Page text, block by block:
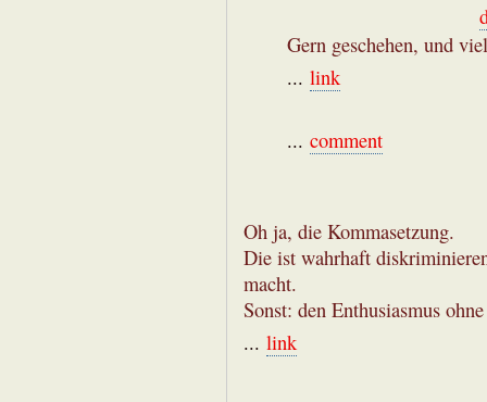
Gern geschehen, und
... link
... comment
Oh ja, die Kommasetzung.
Die ist wahrhaft
macht.
Sonst: den Enthusiasmus
... link